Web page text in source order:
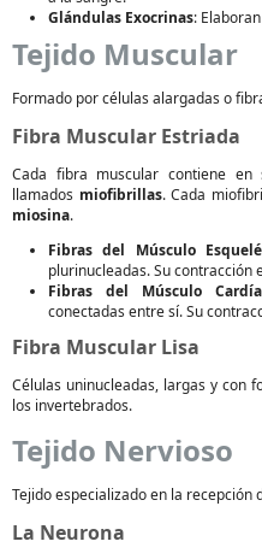
Glándulas Exocrinas:
Tejido Muscular
Formado por células alargadas o
Fibra Muscular Estriada
Cada fibra muscular contiene en
llamados miofibrillas. Cada
miosina.
Fibras del Músculo
plurinucleadas. Su contracción
Fibras del Músculo
conectadas entre sí. Su
Fibra Muscular Lisa
Células uninucleadas, largas y con
los invertebrados.
Tejido Nervioso
Tejido especializado en la recepción
La Neurona